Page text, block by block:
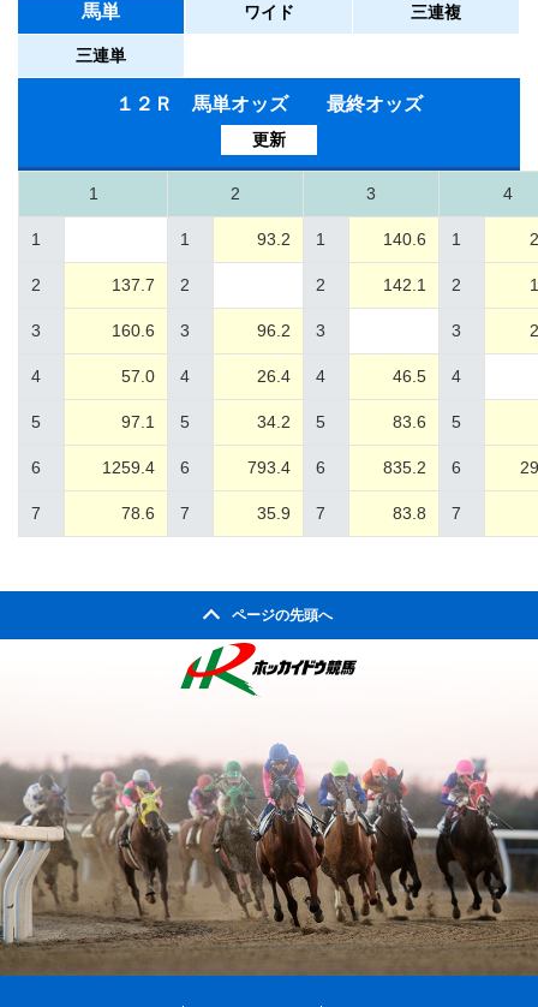
馬単 ワイド 三連複
三連単
１２Ｒ 馬単オッズ 最終オッズ
更新
1 2 3 4
1 1 93.2 1 140.6 1
2 137.7 2 2 142.1 2
3 160.6 3 96.2 3 3
4 57.0 4 26.4 4 46.5 4
5 97.1 5 34.2 5 83.6 5
6 1259.4 6 793.4 6 835.2 6
7 78.6 7 35.9 7 83.8 7
ページの先頭へ